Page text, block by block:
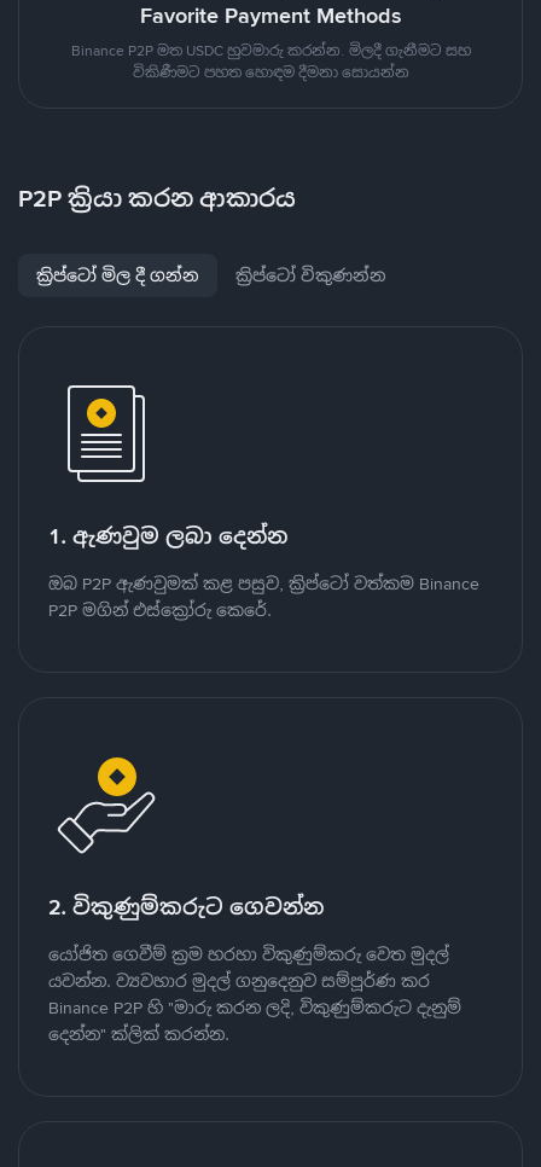
Favorite Payment Methods
Binance P2P මත USDC හුවමාරු කරන්න. මිලදී ගැනීමට සහ
විකිණීමට පහත හොඳම දීමනා සොයන්න
P2P ක්‍රියා කරන ආකාරය
ක්‍රිප්ටෝ මිල දී ගන්න ක්‍රිප්ටෝ විකුණන්න
1. ඇණවුම ලබා දෙන්න
ඔබ P2P ඇණවුමක් කළ පසුව, ක්‍රිප්ටෝ වත්කම Binance
P2P මගින් එස්ක්‍රෝරු කෙරේ.
2. විකුණුම්කරුට ගෙවන්න
යෝජිත ගෙවීම් ක්‍රම හරහා විකුණුම්කරු වෙත මුදල්
යවන්න. ව්‍යවහාර මුදල් ගනුදෙනුව සම්පූර්ණ කර
Binance P2P හි "මාරු කරන ලදි, විකුණුම්කරුට දැනුම්
දෙන්න" ක්ලික් කරන්න.